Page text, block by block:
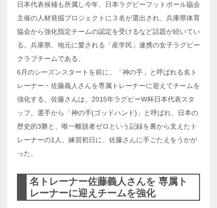
日本代表候補も所属し今年、日本ラグビーフットボール協会
主催の人材発掘プロジェクトに３名が選出され、兵庫県体育
協会から強化指定チームの認定を受けるなど話題が続いてい
る。兵庫県、地元に愛される「産学民」連携の女子ラグビー
クラブチームである。
6月のシーズンスタートを前に、「神の手」と呼ばれる名ト
レーナー・佐藤義人さんを専属トレーナーに迎えてチームを
強化する。佐藤さんは、2015年ラグビーW杯日本代表スタ
ッフ。選手から「神の手(ゴッドハンド)」と呼ばれ、日本の
歴史的3勝と、唯一離脱者ゼロという記録を裏から支えたト
レーナーの1人。練習初日に、佐藤さんに手ごたえをうかが
った。
名トレーナー佐藤義人さんを 専属ト
レーナーに迎えチームを強化